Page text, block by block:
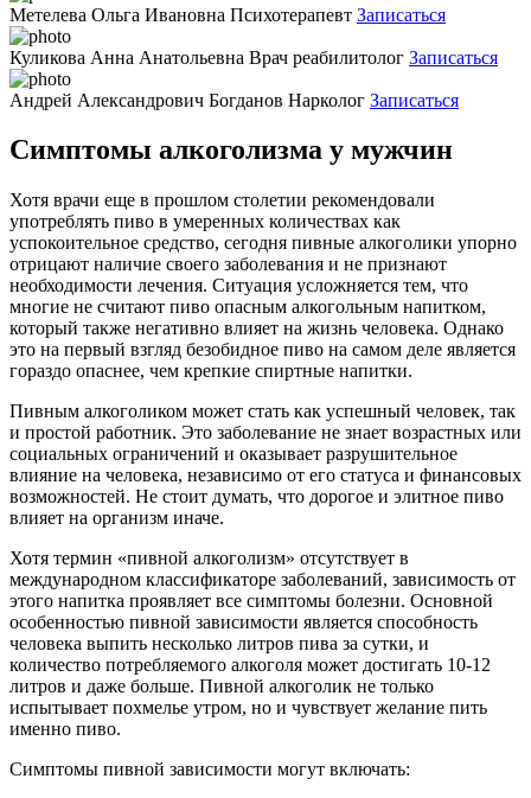
Метелева Ольга Ивановна Психотерапевт Записаться
Куликова Анна Анатольевна Врач реабилитолог Записаться
Андрей Александрович Богданов Нарколог Записаться
Симптомы алкоголизма у мужчин
Хотя врачи еще в прошлом столетии рекомендовали
употреблять пиво в умеренных количествах как
успокоительное средство, сегодня пивные алкоголики упорно
отрицают наличие своего заболевания и не признают
необходимости лечения. Ситуация усложняется тем, что
многие не считают пиво опасным алкогольным напитком,
который также негативно влияет на жизнь человека. Однако
это на первый взгляд безобидное пиво на самом деле является
гораздо опаснее, чем крепкие спиртные напитки.
Пивным алкоголиком может стать как успешный человек, так
и простой работник. Это заболевание не знает возрастных или
социальных ограничений и оказывает разрушительное
влияние на человека, независимо от его статуса и финансовых
возможностей. Не стоит думать, что дорогое и элитное пиво
влияет на организм иначе.
Хотя термин «пивной алкоголизм» отсутствует в
международном классификаторе заболеваний, зависимость от
этого напитка проявляет все симптомы болезни. Основной
особенностью пивной зависимости является способность
человека выпить несколько литров пива за сутки, и
количество потребляемого алкоголя может достигать 10-12
литров и даже больше. Пивной алкоголик не только
испытывает похмелье утром, но и чувствует желание пить
именно пиво.
Симптомы пивной зависимости могут включать: